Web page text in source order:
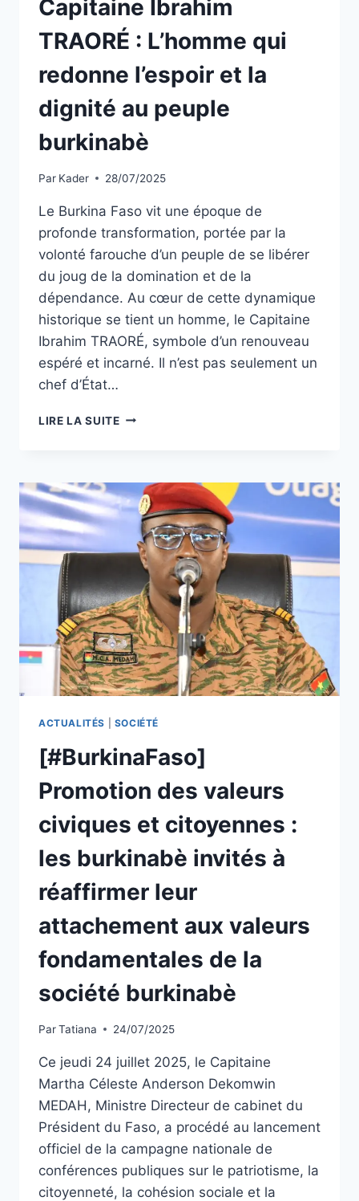
LA
CONDUITE
DU
IBRAHIM
TRAORÉ
Capitaine Ibrahim
TRAORÉ : L’homme qui
redonne l’espoir et la
dignité au peuple
burkinabè
Par Kader 28/07/2025
Le Burkina Faso vit une époque de
profonde transformation, portée par la
volonté farouche d’un peuple de se libérer
du joug de la domination et de la
dépendance. Au cœur de cette dynamique
historique se tient un homme, le Capitaine
Ibrahim TRAORÉ, symbole d’un renouveau
espéré et incarné. Il n’est pas seulement un
chef d’État…
LIRE LA SUITECAPITAINE
L’HOMME
QUI
REDONNE
L’ESPOIR
ET
DIGNITÉ
AU
PEUPLE
BURKINABÈ
ACTUALITÉS SOCIÉTÉ
[#BurkinaFaso]
Promotion des valeurs
civiques et citoyennes :
les burkinabè invités à
réaffirmer leur
attachement aux valeurs
fondamentales de la
société burkinabè
ParTatiana 24/07/2025
Ce jeudi 24 juillet 2025, le Capitaine
Martha Céleste Anderson Dekomwin
MEDAH, Ministre Directeur de cabinet du
Président du Faso, a procédé au lancement
officiel de la campagne nationale de
conférences publiques sur le patriotisme, la
citoyenneté, la cohésion sociale et la